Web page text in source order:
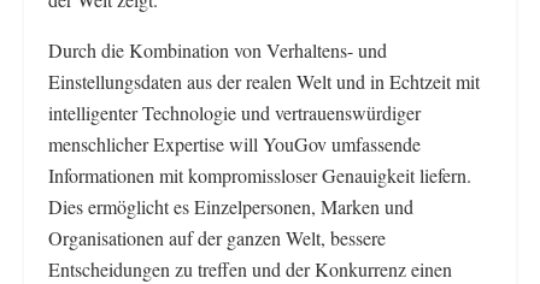
‌Durch die Kombination von Verhaltens- und
Einstellungsdaten aus der realen Welt und in Echtzeit mit
intelligenter Technologie und vertrauenswürdiger
menschlicher Expertise will YouGov umfassende
Informationen mit kompromissloser Genauigkeit liefern.
Dies ermöglicht es Einzelpersonen, Marken und
Organisationen auf der ganzen Welt, bessere
Entscheidungen zu treffen und der Konkurrenz einen